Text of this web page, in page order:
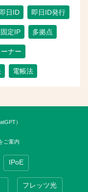
即日ID 即日ID発行
固定IP 多拠点
ナー
電帳法
）
ご案内
IPoE
フレッツ光